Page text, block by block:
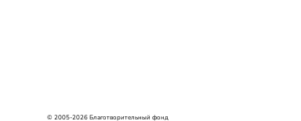
© 2005-2026 Благотворительный фонд